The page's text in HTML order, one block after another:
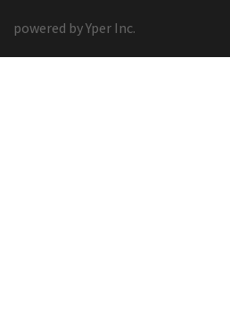
powered by Yper Inc.